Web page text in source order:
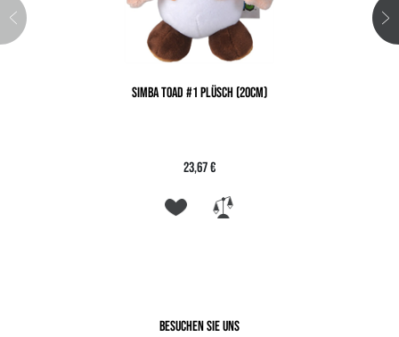
SIMBA TOAD #1 PLÜSCH (20CM)
23,67 €
Besuchen Sie uns